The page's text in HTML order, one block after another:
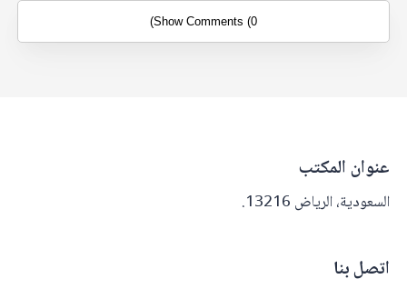
Show Comments (0)
عنوان المكتب
السعودية، الرياض 13216.
اتصل بنا